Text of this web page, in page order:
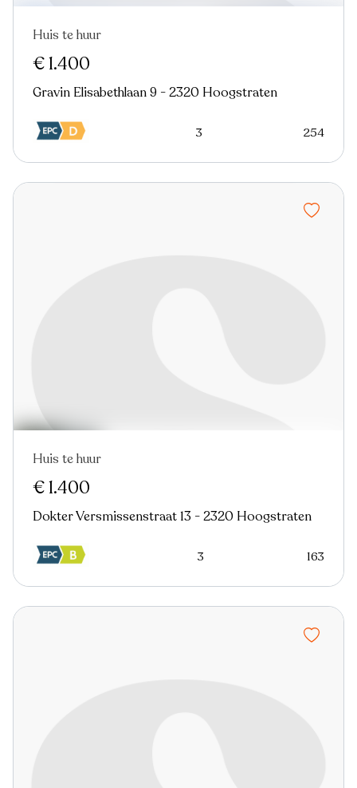
Nieuw
Huis te huur
€ 1.400
Gravin Elisabethlaan 9 - 2320 Hoogstraten
3 254
Huis te huur
€ 1.400
Dokter Versmissenstraat 13 - 2320 Hoogstraten
3 163